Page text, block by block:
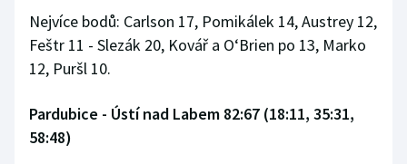
Sportovní střelba
Stolní tenis
Triatlon
Veslování
Nejvíce bodů: Carlson 17, Pomikálek 14, Austrey 12,
Feštr 11 - Slezák 20, Kovář a O‘Brien po 13, Marko
12, Puršl 10.
Pardubice - Ústí nad Labem 82:67 (18:11, 35:31,
58:48)